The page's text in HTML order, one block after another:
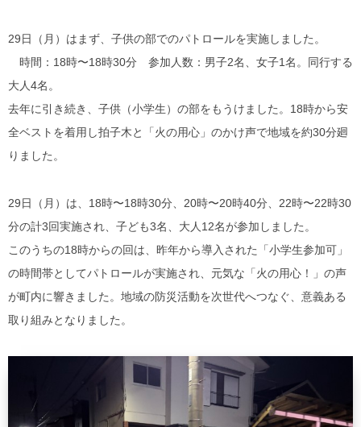
29日（月）はまず、子供の部でのパトロールを実施しました。
時間：18時〜18時30分 参加人数：男子2名、女子1名。同行する
大人4名。
去年に引き続き、子供（小学生）の部をもうけました。18時から安
全ベストを着用し拍子木と「火の用心」のかけ声で地域を約30分廻
りました。
29日（月）は、18時〜18時30分、20時〜20時40分、22時〜22時30
分の計3回実施され、子ども3名、大人12名が参加しました。
このうちの18時からの回は、昨年から導入された「小学生参加可」
の時間帯としてパトロールが実施され、元気な「火の用心！」の声
が町内に響きました。地域の防災活動を次世代へつなぐ、意義ある
取り組みとなりました。